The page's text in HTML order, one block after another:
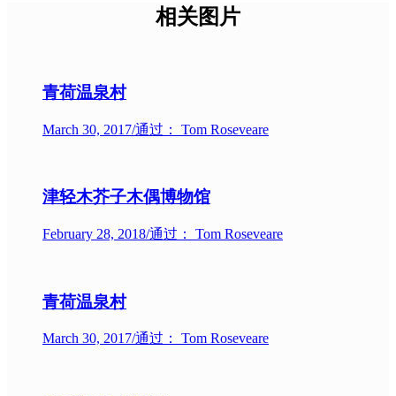
相关图片
青荷温泉村
March 30, 2017/通过： Tom Roseveare
津轻木芥子木偶博物馆
February 28, 2018/通过： Tom Roseveare
青荷温泉村
March 30, 2017/通过： Tom Roseveare